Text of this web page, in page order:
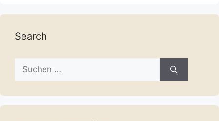
Search
Suche
nach: